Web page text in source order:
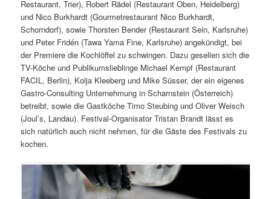
Restaurant, Trier), Robert Rädel (Restaurant Oben, Heidelberg)
und Nico Burkhardt (Gourmetrestaurant Nico Burkhardt,
Schorndorf), sowie Thorsten Bender (Restaurant Sein, Karlsruhe)
und Peter Fridén (Tawa Yama Fine, Karlsruhe) angekündigt, bei
der Premiere die Kochlöffel zu schwingen. Dazu gesellen sich die
TV-Köche und Publikumslieblinge Michael Kempf (Restaurant
FACIL, Berlin), Kolja Kleeberg und Mike Süsser, der ein eigenes
Gastro-Consulting Unternehmung in Scharnstein (Österreich)
betreibt, sowie die Gastköche Timo Steubing und Oliver Weisch
(Joul’s, Landau). Festival-Organisator Tristan Brandt lässt es
sich natürlich auch nicht nehmen, für die Gäste des Festivals zu
kochen.